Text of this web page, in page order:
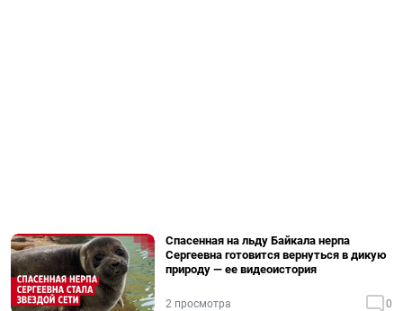
Спасенная на льду Байкала нерпа
Сергеевна готовится вернуться в дикую
природу — ее видеоистория
2 просмотра 0